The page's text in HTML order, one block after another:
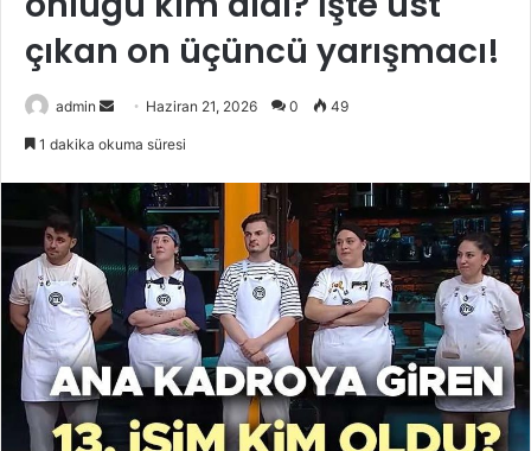
çıkan on üçüncü yarışmacı!
admin
Bir
göndermek
Haziran 21, 2026 0 49
1 dakika okuma süresi